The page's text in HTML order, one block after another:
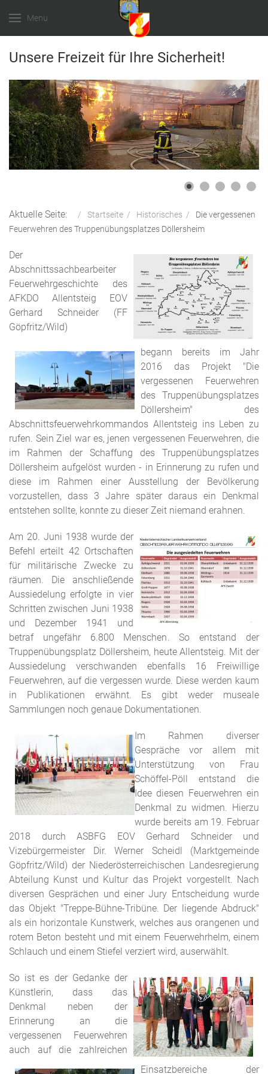
Menu
Unsere Freizeit für Ihre Sicherheit!
Aktuelle Seite: Startseite Historisches
Die vergessenen
Feuerwehren des Truppenübungsplatzes Döllersheim
Der
Abschnittssachbearbeiter
Feuerwehrgeschichte des
AFKDO Allentsteig EOV
Gerhard Schneider (FF
Göpfritz/Wild)
begann bereits im Jahr
2016 das Projekt "Die
vergessenen Feuerwehren
des Truppenübungsplatzes
Döllersheim" des
Abschnittsfeuerwehrkommandos Allentsteig ins Leben zu
rufen. Sein Ziel war es, jenen vergessenen Feuerwehren, die
im Rahmen der Schaffung des Truppenübungsplatzes
Döllersheim aufgelöst wurden - in Erinnerung zu rufen und
diese im Rahmen einer Ausstellung der Bevölkerung
vorzustellen, dass 3 Jahre später daraus ein Denkmal
entstehen sollte, konnte zu dieser Zeit niemand erahnen.
Am 20. Juni 1938 wurde der
Befehl erteilt 42 Ortschaften
für militärische Zwecke zu
räumen. Die anschließende
Aussiedelung erfolgte in vier
Schritten zwischen Juni 1938
und Dezember 1941 und
betraf ungefähr 6.800 Menschen. So entstand der
Truppenübungsplatz Döllersheim, heute Allentsteig. Mit der
Aussiedelung verschwanden ebenfalls 16 Freiwillige
Feuerwehren, auf die vergessen wurde. Diese werden kaum
in Publikationen erwähnt. Es gibt weder museale
Sammlungen noch genaue Dokumentationen.
Im Rahmen diverser
Gespräche vor allem mit
Unterstützung von Frau
Schöffel-Pöll entstand die
Idee diesen Feuerwehren ein
Denkmal zu widmen. Hierzu
wurde bereits am 19. Februar
2018 durch ASBFG EOV Gerhard Schneider und
Vizebürgermeister Dir. Werner Scheidl (Marktgemeinde
Göpfritz/Wild) der Niederösterreichischen Landesregierung
Abteilung Kunst und Kultur das Projekt vorgestellt. Nach
diversen Gesprächen und einer Jury Entscheidung wurde
das Objekt "Treppe-Bühne-Tribüne. Der liegende Abdruck"
als ein horizontale Kunstwerk, welches aus orangenen und
rotem Beton besteht und mit einem Feuerwehrhelm, einem
Schlauch und einem Stiefel verziert wird, auserwählt.
So ist es der Gedanke der
Künstlerin, dass das
Denkmal neben der
Erinnerung an die
vergessenen Feuerwehren
auch auf die zahlreichen
Einsatzbereiche der